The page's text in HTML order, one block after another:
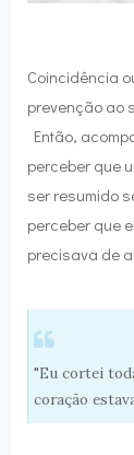
Coincidência
prevenção ao
Então,
perceber que
ser resumido
perceber que
precisava de
"Eu cortei
coração